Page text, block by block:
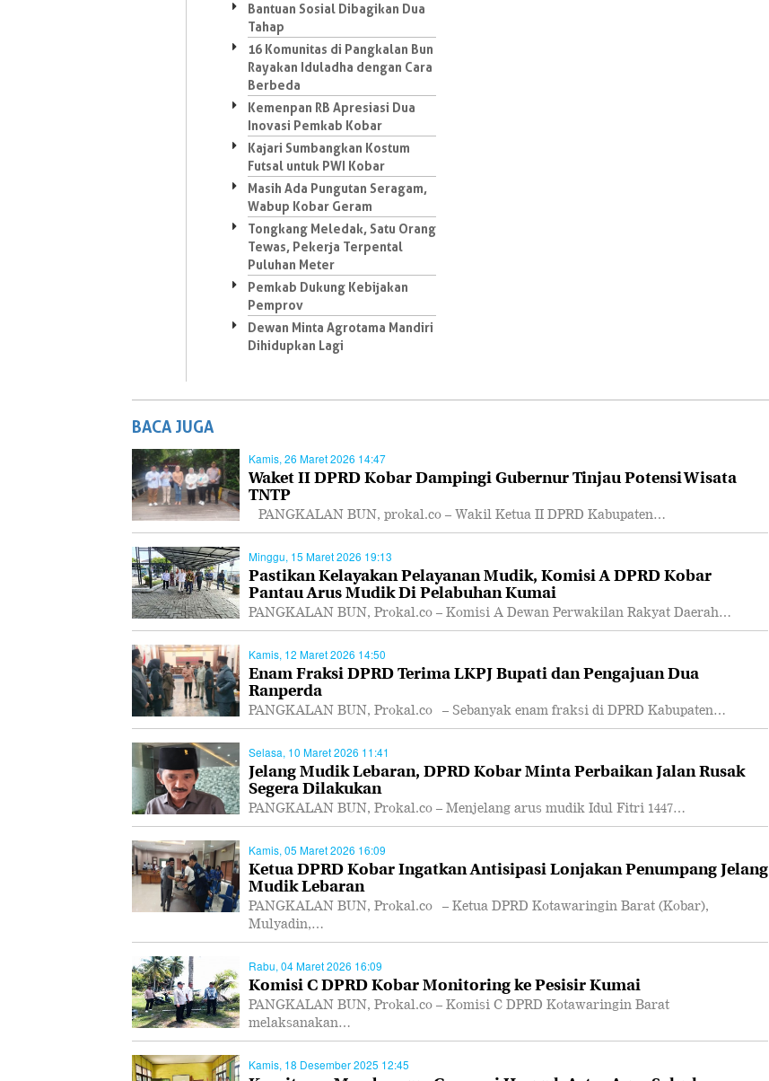
Bantuan Sosial Dibagikan Dua
Tahap
16 Komunitas di Pangkalan Bun
Rayakan Iduladha dengan Cara
Berbeda
Kemenpan RB Apresiasi Dua
Inovasi Pemkab Kobar
Kajari Sumbangkan Kostum
Futsal untuk PWI Kobar
Masih Ada Pungutan Seragam,
Wabup Kobar Geram
Tongkang Meledak, Satu Orang
Tewas, Pekerja Terpental
Puluhan Meter
Pemkab Dukung Kebijakan
Pemprov
Dewan Minta Agrotama Mandiri
Dihidupkan Lagi
BACA JUGA
Kamis, 26 Maret 2026 14:47
Waket II DPRD Kobar Dampingi Gubernur Tinjau Potensi Wisata
TNTP
PANGKALAN BUN, prokal.co – Wakil Ketua II DPRD Kabupaten…
Minggu, 15 Maret 2026 19:13
Pastikan Kelayakan Pelayanan Mudik, Komisi A DPRD Kobar
Pantau Arus Mudik Di Pelabuhan Kumai
PANGKALAN BUN, Prokal.co – Komisi A Dewan Perwakilan Rakyat Daerah…
Kamis, 12 Maret 2026 14:50
Enam Fraksi DPRD Terima LKPJ Bupati dan Pengajuan Dua
Ranperda
PANGKALAN BUN, Prokal.co – Sebanyak enam fraksi di DPRD Kabupaten…
Selasa, 10 Maret 2026 11:41
Jelang Mudik Lebaran, DPRD Kobar Minta Perbaikan Jalan Rusak
Segera Dilakukan
PANGKALAN BUN, Prokal.co – Menjelang arus mudik Idul Fitri 1447…
Kamis, 05 Maret 2026 16:09
Ketua DPRD Kobar Ingatkan Antisipasi Lonjakan Penumpang Jelang
Mudik Lebaran
PANGKALAN BUN, Prokal.co – Ketua DPRD Kotawaringin Barat (Kobar),
Mulyadin,…
Rabu, 04 Maret 2026 16:09
Komisi C DPRD Kobar Monitoring ke Pesisir Kumai
PANGKALAN BUN, Prokal.co – Komisi C DPRD Kotawaringin Barat
melaksanakan…
Kamis, 18 Desember 2025 12:45